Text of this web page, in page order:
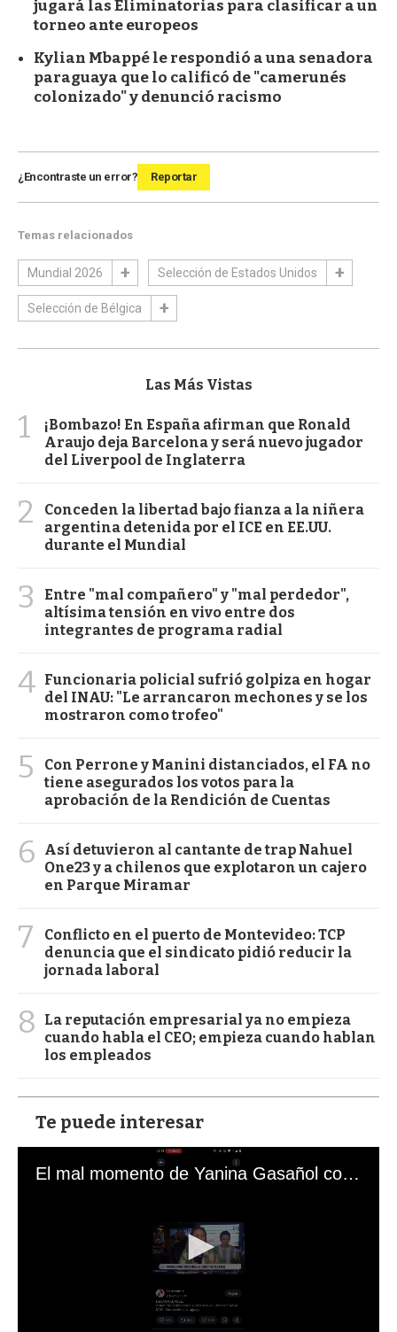
jugará las Eliminatorias para clasificar a un
torneo ante europeos
Kylian Mbappé le respondió a una senadora
paraguaya que lo calificó de "camerunés
colonizado" y denunció racismo
¿Encontraste un error? Reportar
Temas relacionados
Mundial 2026 Selección de Estados Unidos
Selección de Bélgica
Las Más Vistas
1
¡Bombazo! En España afirman que Ronald
Araujo deja Barcelona y será nuevo jugador
del Liverpool de Inglaterra
2
Conceden la libertad bajo fianza a la niñera
argentina detenida por el ICE en EE.UU.
durante el Mundial
3
Entre "mal compañero" y "mal perdedor",
altísima tensión en vivo entre dos
integrantes de programa radial
4 Funcionaria policial sufrió golpiza en hogar
del INAU: "Le arrancaron mechones y se los
mostraron como trofeo"
5
Con Perrone y Manini distanciados, el FA no
tiene asegurados los votos para la
aprobación de la Rendición de Cuentas
6
Así detuvieron al cantante de trap Nahuel
One23 y a chilenos que explotaron un cajero
en Parque Miramar
7
Conflicto en el puerto de Montevideo: TCP
denuncia que el sindicato pidió reducir la
jornada laboral
8
La reputación empresarial ya no empieza
cuando habla el CEO; empieza cuando hablan
los empleados
Te puede interesar
El mal momento de Yanina Gasañol con un hincha argentino en "Subrayado"